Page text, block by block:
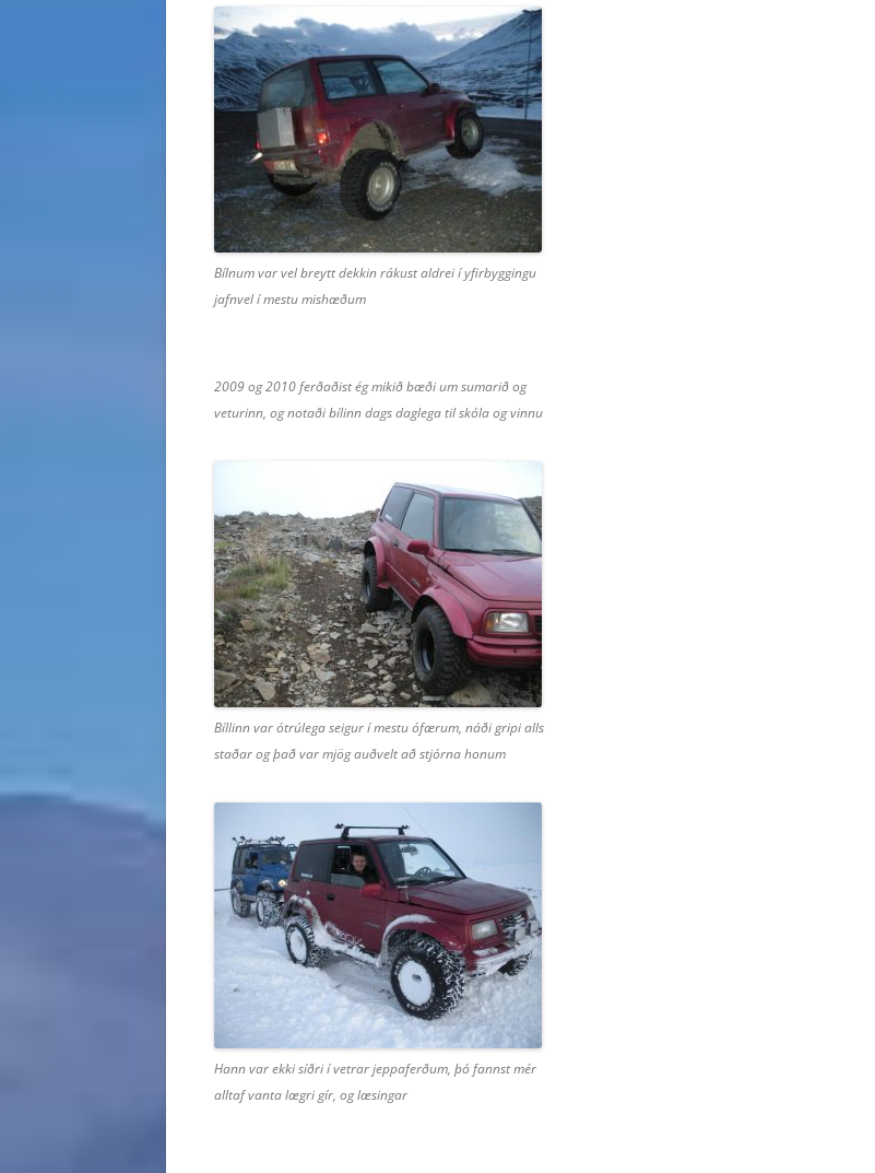
Bílnum var vel breytt dekkin rákust aldrei í yfirbyggingu
jafnvel í mestu mishæðum
2009 og 2010 ferðaðist ég mikið bæði um sumarið og
veturinn, og notaði bílinn dags daglega til skóla og vinnu
Bíllinn var ótrúlega seigur í mestu ófærum, náði gripi alls
staðar og það var mjög auðvelt að stjórna honum
Hann var ekki síðri í vetrar jeppaferðum, þó fannst mér
alltaf vanta lægri gír, og læsingar